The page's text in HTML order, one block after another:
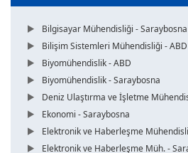
Bilgisayar Mühendisliği - Saraybosna
Bilişim Sistemleri Mühendisliği - ABD
Biyomühendislik - ABD
Biyomühendislik - Saraybosna
Deniz Ulaştırma ve İşletme
Ekonomi - Saraybosna
Elektronik ve Haberleşme
Elektronik ve Haberleşme Müh. -